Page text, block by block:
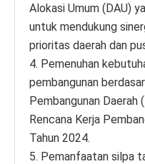
Alokasi Umum (DAU)
untuk mendukung
prioritas daerah dan
4. Pemenuhan
pembangunan
Pembangunan Daerah
Rencana Kerja
Tahun 2024.
5. Pemanfaatan silpa